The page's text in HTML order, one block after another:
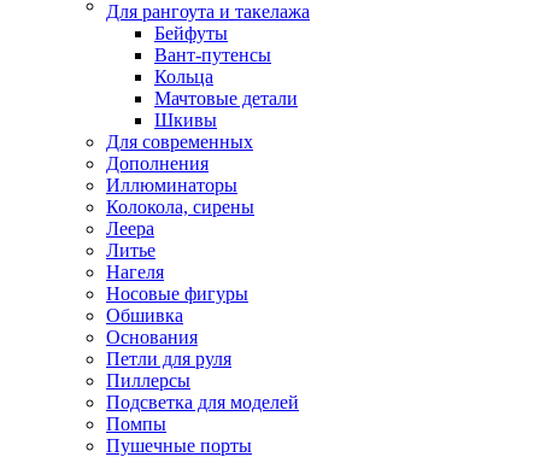
Для рангоута и такелажа
Бейфуты
Вант-путенсы
Кольца
Мачтовые детали
Шкивы
Для современных
Дополнения
Иллюминаторы
Колокола, сирены
Леера
Литье
Нагеля
Носовые фигуры
Обшивка
Основания
Петли для руля
Пиллерсы
Подсветка для моделей
Помпы
Пушечные порты